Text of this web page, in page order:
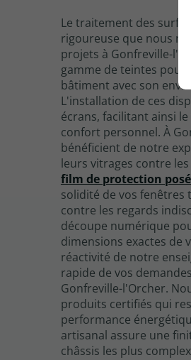
Le traitement des
rigoureuse que nous
projets à Gonfreville-
gamme de teintes pour
bâtiment avec son
L'installation de ces
écrans, facilitant ainsi
confort personnel. À
bénéficient de notre
leurs vitrages contre
film de protection posé
solidité de vos
contre les regards
découpe numérique
dimensions exactes de
réactivité de notre
rapide de vos
Gonfreville-l'Orcher.
produits certifiés qui
performance
artisanal assure une
châssis les plus